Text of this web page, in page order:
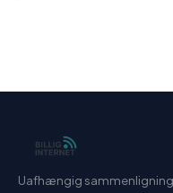
Uafhængig sammenligning